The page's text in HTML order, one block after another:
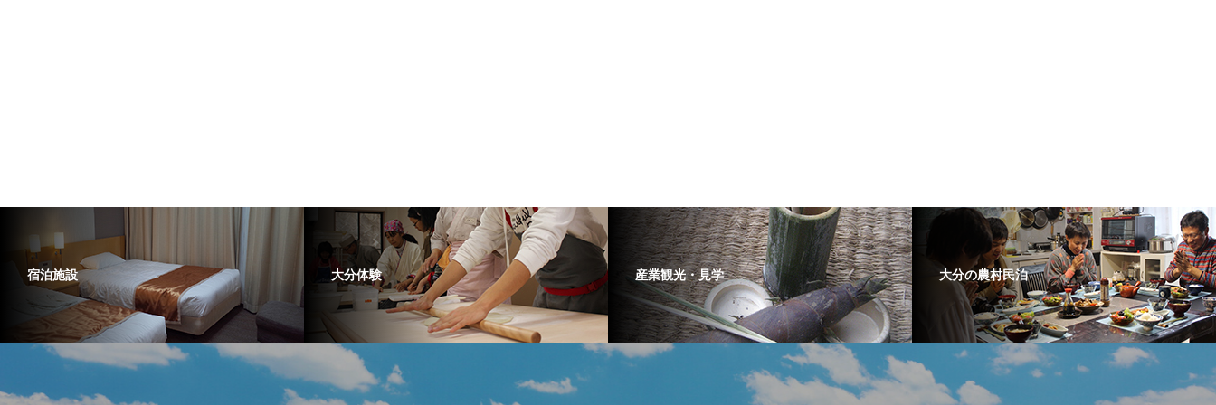
宿泊施設 大分体験 産業観光・見学 大分の農村民泊